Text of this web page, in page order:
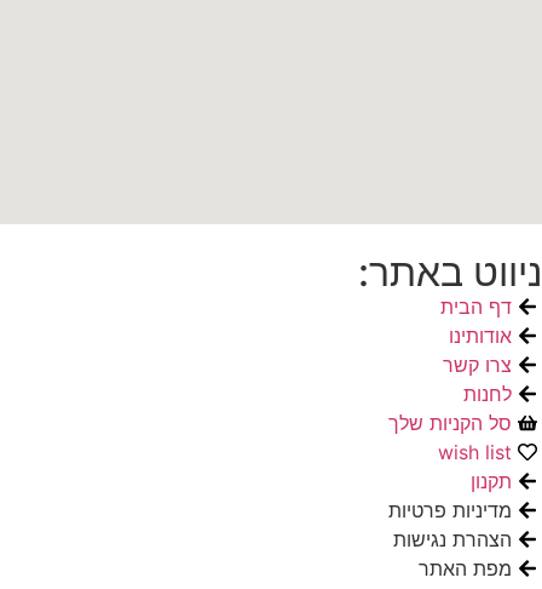
ניווט באתר:
דף הבית
אודותינו
צרו קשר
לחנות
סל הקניות שלך
wish list
תקנון
מדיניות פרטיות
הצהרת נגישות
מפת האתר